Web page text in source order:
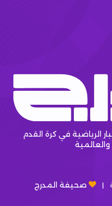
الرياضية في كرة القدم
| صحيفة المدرج